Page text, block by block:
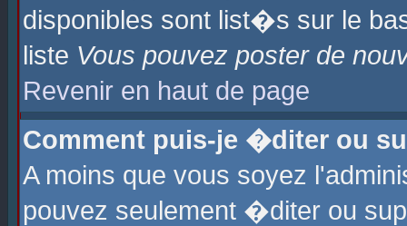
disponibles sont list�s sur le
liste Vous pouvez poster de
Revenir en haut de page
Comment puis-je �diter ou
A moins que vous soyez
pouvez seulement �diter ou